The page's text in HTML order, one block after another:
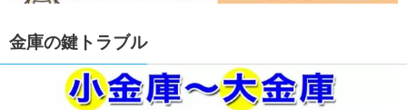
金庫の鍵トラブル